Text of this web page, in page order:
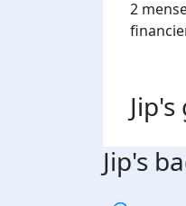
2
Jip's
Jip's